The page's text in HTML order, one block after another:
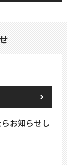
お知らせし